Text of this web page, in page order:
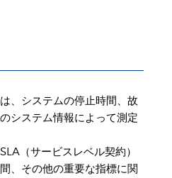
、システムの停止時間、故
システム情報によって測定
（サービスレベル契約）
、その他の重要な指標に関